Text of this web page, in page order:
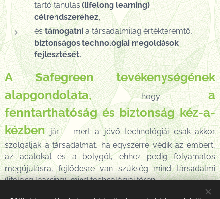
tartó tanulás(lifelong learning)
célrendszeréhez,
éstámogatnia társadalmilag értékteremtő,
biztonságos technológiai megoldások
fejlesztését.
ASafegreentevékenységének
alapgondolata,hogy a
fenntarthatóság és biztonság kéz-a-
kézbenjár – mert a jövő technológiái csak akkor
szolgálják a társadalmat, ha egyszerre védik az embert,
az adatokat és a bolygót, ehhez pedig folyamatos
megújulásra, fejlődésre van szükség mind társadalmi
(lifelong learning), mind technológiai téren.